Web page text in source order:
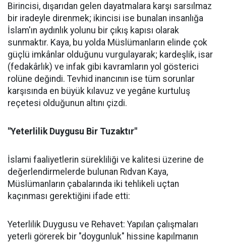
Birincisi, dışarıdan gelen dayatmalara karşı sarsılmaz
bir iradeyle direnmek; ikincisi ise bunalan insanlığa
İslam'ın aydınlık yolunu bir çıkış kapısı olarak
sunmaktır. Kaya, bu yolda Müslümanların elinde çok
güçlü imkânlar olduğunu vurgulayarak; kardeşlik, isar
(fedakârlık) ve infak gibi kavramların yol gösterici
rolüne değindi. Tevhid inancının ise tüm sorunlar
karşısında en büyük kılavuz ve yegâne kurtuluş
reçetesi olduğunun altını çizdi.
"Yeterlilik Duygusu Bir Tuzaktır"
İslami faaliyetlerin sürekliliği ve kalitesi üzerine de
değerlendirmelerde bulunan Rıdvan Kaya,
Müslümanların çabalarında iki tehlikeli uçtan
kaçınması gerektiğini ifade etti:
Yeterlilik Duygusu ve Rehavet: Yapılan çalışmaları
yeterli görerek bir "doygunluk" hissine kapılmanın